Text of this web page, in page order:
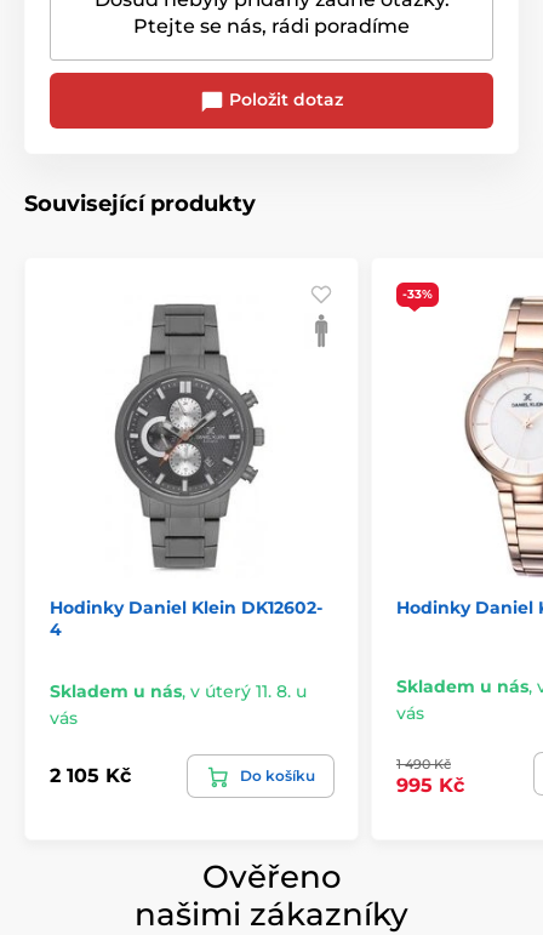
Ptejte se nás, rádi poradíme
Položit dotaz
Související produkty
Hodinky Daniel Klein DK12602-
4
Skladem u nás, v úterý 11. 8. u
vás
2 105 Kč Do košíku
-33%
Hodinky Daniel
Skladem u nás,
vás
1 490 Kč
995 Kč
Ověřeno
našimi zákazníky